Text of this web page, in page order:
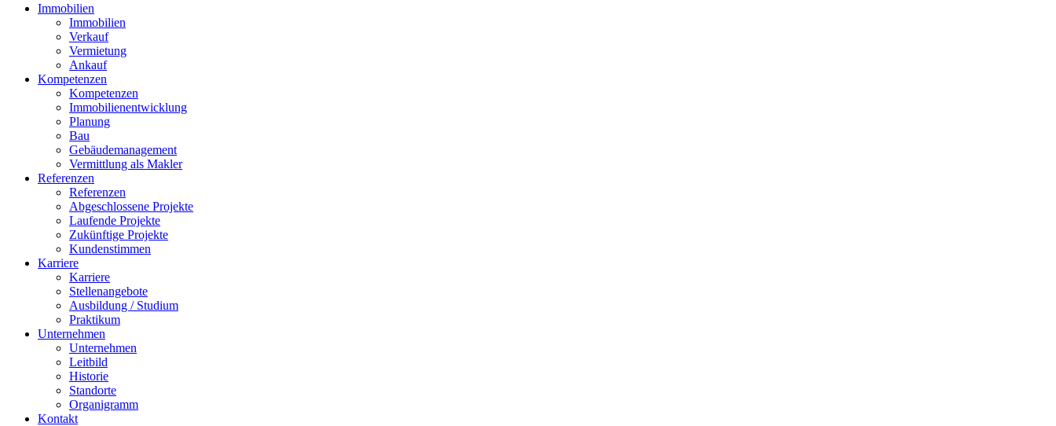
Immobilien
Immobilien
Verkauf
Vermietung
Ankauf
Kompetenzen
Kompetenzen
Immobilienentwicklung
Planung
Bau
Gebäudemanagement
Vermittlung als Makler
Referenzen
Referenzen
Abgeschlossene Projekte
Laufende Projekte
Zukünftige Projekte
Kundenstimmen
Karriere
Karriere
Stellenangebote
Ausbildung / Studium
Praktikum
Unternehmen
Unternehmen
Leitbild
Historie
Standorte
Organigramm
Kontakt